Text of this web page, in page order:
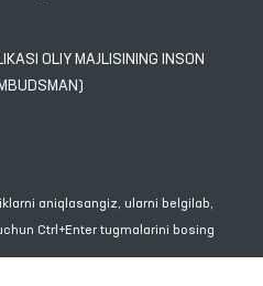
OLIY MAJLISINING INSON
aniqlasangiz, ularni belgilab,
Ctrl+Enter tugmalarini bosing